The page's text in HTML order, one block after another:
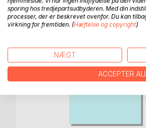
sporing hos tredjepartsudbyderen. Med din
processer, der er beskrevet ovenfor. Du kan
virkning for fremtiden. (Hæftelse og copyright)
NÆGT
ACCEPTER